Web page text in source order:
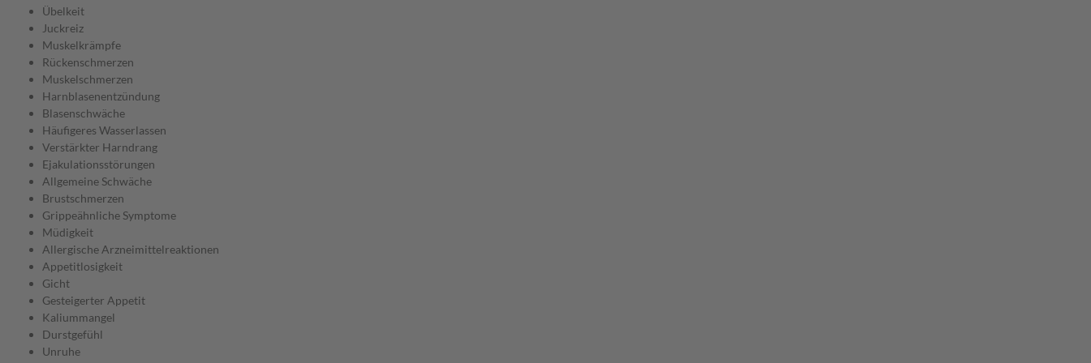
Übelkeit
Juckreiz
Muskelkrämpfe
Rückenschmerzen
Muskelschmerzen
Harnblasenentzündung
Blasenschwäche
Häufigeres Wasserlassen
Verstärkter Harndrang
Ejakulationsstörungen
Allgemeine Schwäche
Brustschmerzen
Grippeähnliche Symptome
Müdigkeit
Allergische Arzneimittelreaktionen
Appetitlosigkeit
Gicht
Gesteigerter Appetit
Kaliummangel
Durstgefühl
Unruhe